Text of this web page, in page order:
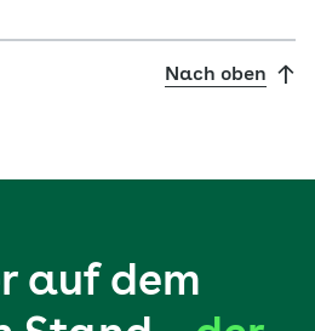
Nach oben
auf dem